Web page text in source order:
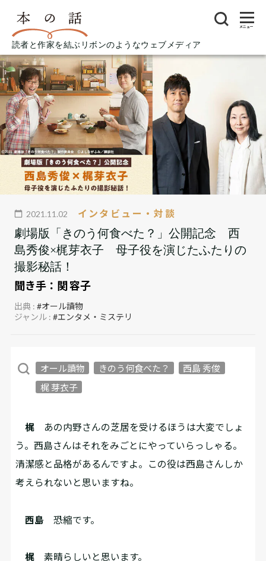
読者と作家を結ぶリボンのようなウェブメディア
メニュー
2021.11.02 インタビュー・対談
劇場版「きのう何食べた？」公開記念 西
島秀俊×梶芽衣子 母子役を演じたふたりの
撮影秘話！
聞き手： 関 容子
出典 :#オール讀物
ジャンル :#エンタメ・ミステリ
オール讀物 きのう何食べた？
西島 秀俊
梶 芽衣子
梶 あの内野さんの芝居を受けるほうは大変でしょ
う。西島さんはそれをみごとにやっていらっしゃる。
清潔感と品格があるんですよ。この役は西島さんしか
考えられないと思いますね。
西島 恐縮です。
梶 素晴らしいと思います。